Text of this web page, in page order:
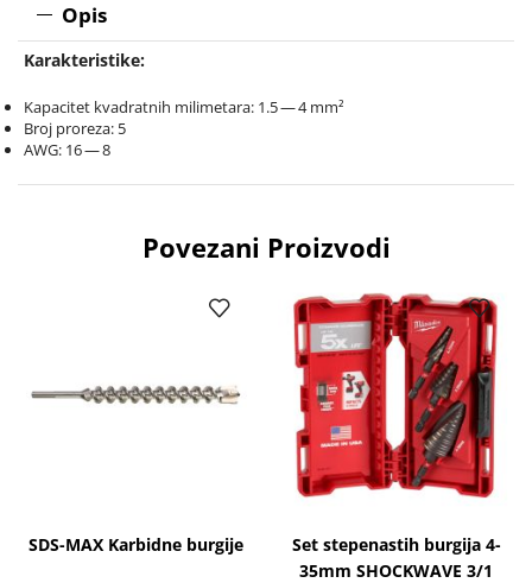
Opis
Karakteristike:
Kapacitet kvadratnih milimetara: 1.5 — 4 mm²
Broj proreza: 5
AWG: 16 — 8
Povezani Proizvodi
SDS-MAX Karbidne burgije
Set stepenastih burgija 4-
35mm SHOCKWAVE 3/1